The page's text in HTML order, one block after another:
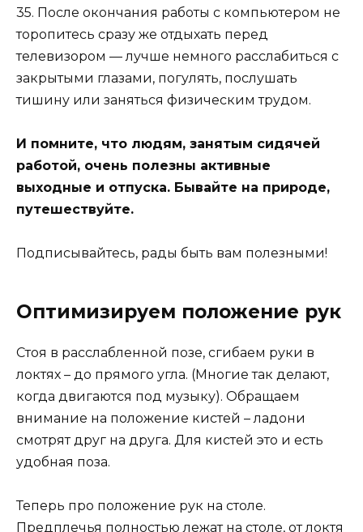
35. После окончания работы с компьютером не
торопитесь сразу же отдыхать перед
телевизором — лучше немного расслабиться с
закрытыми глазами, погулять, послушать
тишину или заняться физическим трудом.
И помните, что людям, занятым сидячей
работой, очень полезны активные
выходные и отпуска. Бывайте на природе,
путешествуйте.
Подписывайтесь, рады быть вам полезными!
Оптимизируем положение рук
Стоя в расслабленной позе, сгибаем руки в
локтях – до прямого угла. (Многие так делают,
когда двигаются под музыку). Обращаем
внимание на положение кистей – ладони
смотрят друг на друга. Для кистей это и есть
удобная поза.
Теперь про положение рук на столе.
Предплечья полностью лежат на столе, от локтя